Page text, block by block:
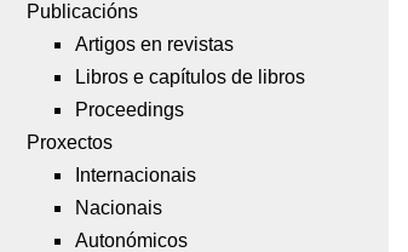
Publicacións
Artigos en revistas
Libros e capítulos de libros
Proceedings
Proxectos
Internacionais
Nacionais
Autonómicos